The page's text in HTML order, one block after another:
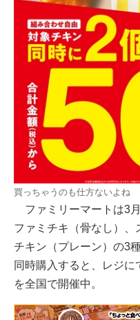
買っちゃうのも仕方ないよね
ファミリーマートは3
ファミチキ（骨なし）、
チキン（プレーン）の3
同時購入すると、レジ
を全国で開催中。